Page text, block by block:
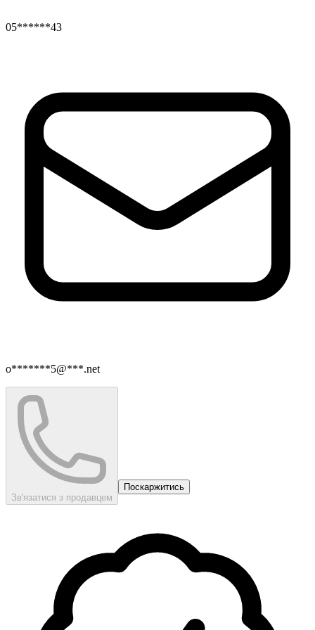
05******43
o*******5@***.net
Зв'язатися з продавцем
Поскаржитись